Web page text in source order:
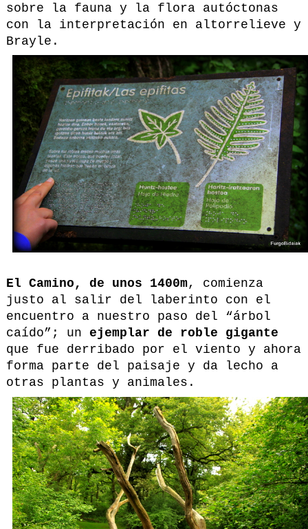
sobre la fauna y la flora autóctonas
con la interpretación en altorrelieve y
Brayle.
El Camino, de unos 1400m, comienza
justo al salir del laberinto con el
encuentro a nuestro paso del “árbol
caído”; un ejemplar de roble gigante
que fue derribado por el viento y ahora
forma parte del paisaje y da lecho a
otras plantas y animales.